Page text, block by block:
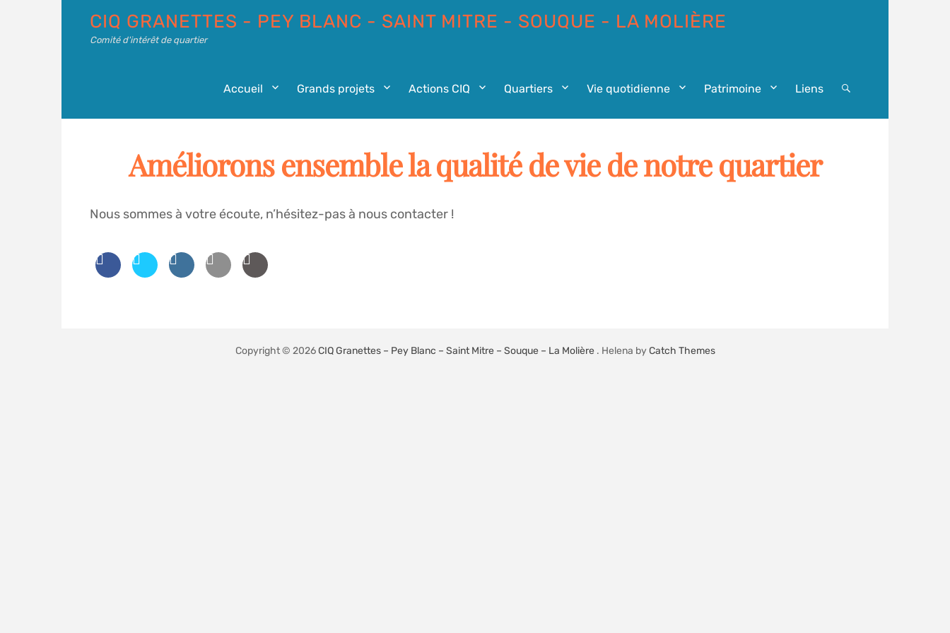
CIQ GRANETTES - PEY BLANC - SAINT MITRE - SOUQUE - LA MOLIÈRE
Comité d'intérêt de quartier
Accueil Grands projets Actions CIQ Quartiers Vie quotidienne Patrimoine Liens
Améliorons ensemble la qualité de vie de notre quartier
Nous sommes à votre écoute, n’hésitez-pas à nous contacter !
Copyright © 2026CIQ Granettes – Pey Blanc – Saint Mitre – Souque – La Molière. Helena byCatch Themes